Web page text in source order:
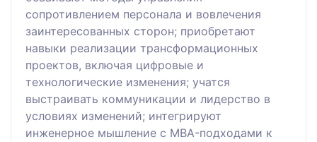
сопротивлением персонала и вовлечения
заинтересованных сторон; приобретают
навыки реализации трансформационных
проектов, включая цифровые и
технологические изменения; учатся
выстраивать коммуникации и лидерство в
условиях изменений; интегрируют
инженерное мышление с MBA-подходами к